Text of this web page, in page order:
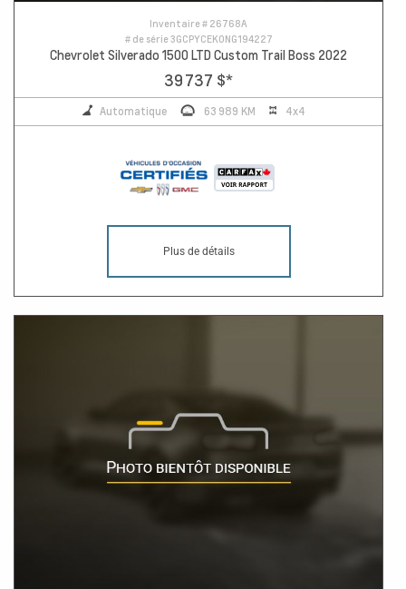
Inventaire # 26768A
# de série3GCPYCEK0NG194227
Chevrolet Silverado 1500 LTD Custom Trail Boss 2022
39 737 $*
Automatique 63 989 KM 4x4
Plus de détails